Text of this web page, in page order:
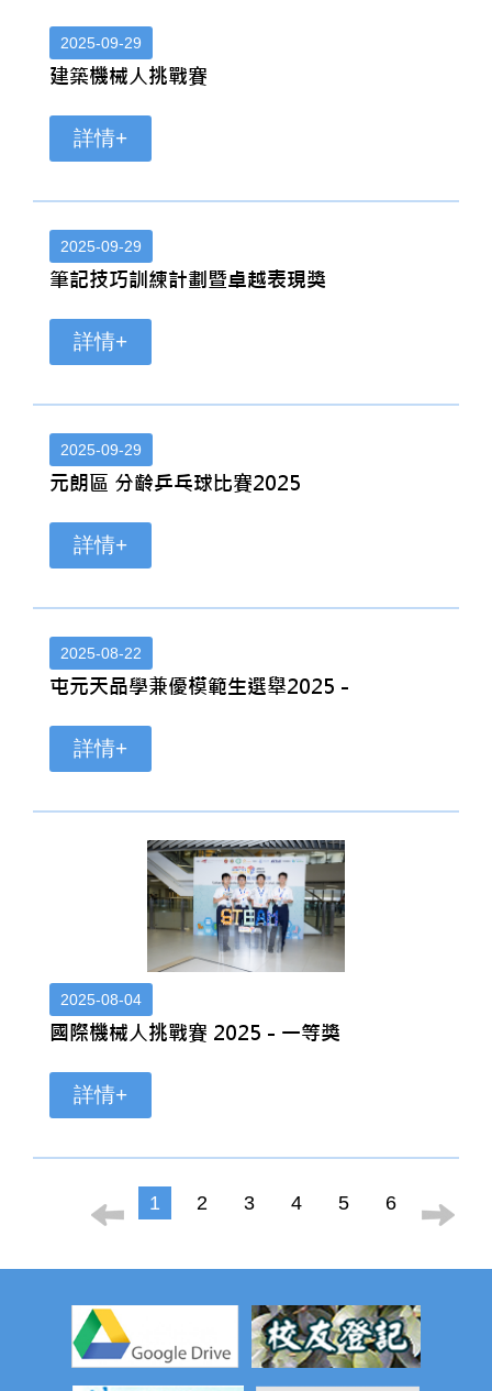
2025-09-29
建築機械人挑戰賽
詳情+
2025-09-29
筆記技巧訓練計劃暨卓越表現獎
詳情+
2025-09-29
元朗區 分齡乒乓球比賽2025
詳情+
2025-08-22
屯元天品學兼優模範生選舉2025 -
詳情+
2025-08-04
國際機械人挑戰賽 2025 - 一等獎
詳情+
1 2 3 4 5 6